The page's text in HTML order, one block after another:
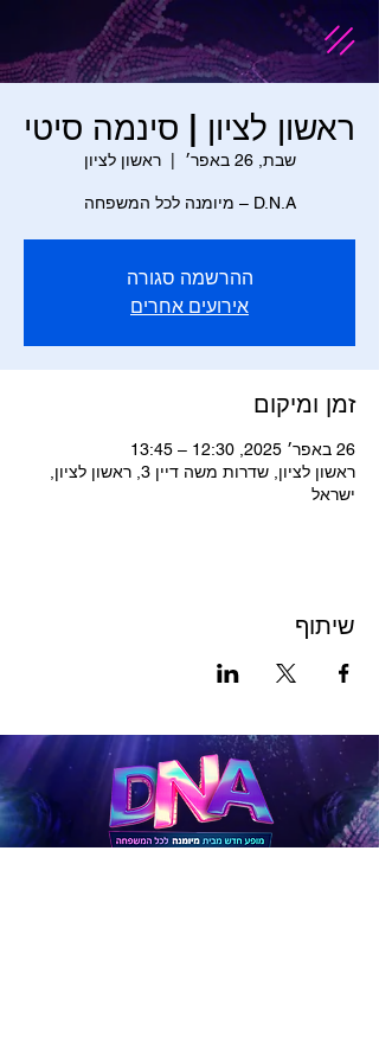
ראשון לציון | סינמה סיטי
שבת, 26 באפר׳
  |
ראשון לציון
D.N.A – מיומנה לכל המשפחה
ההרשמה סגורה
אירועים אחרים
זמן ומיקום
26 באפר׳ 2025, 12:30 – 13:45
ראשון לציון, שדרות משה דיין 3, ראשון לציון,
ישראל
שיתוף